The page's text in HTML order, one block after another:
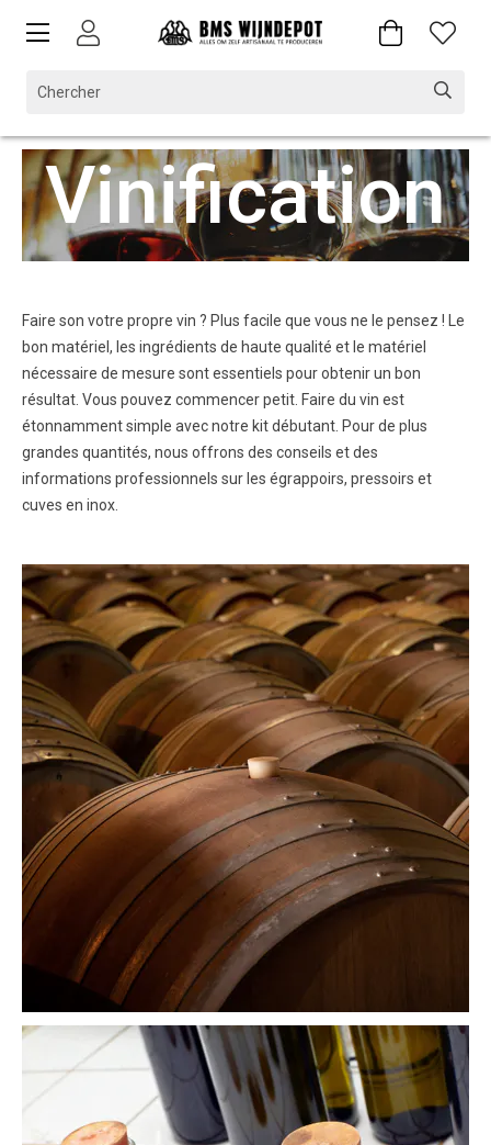
Vinification
Faire son votre propre vin ? Plus facile que vous ne le pensez ! Le
bon matériel, les ingrédients de haute qualité et le matériel
nécessaire de mesure sont essentiels pour obtenir un bon
résultat. Vous pouvez commencer petit. Faire du vin est
étonnamment simple avec notre kit débutant. Pour de plus
grandes quantités, nous offrons des conseils et des
informations professionnels sur les égrappoirs, pressoirs et
cuves en inox.